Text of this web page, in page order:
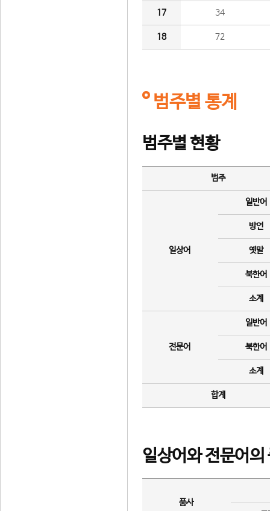
17 34
18 72
범주별 통계
범주별 현황
범주
일상어
일반어
방언
옛말
북한어
소계
전문어
일반어
북한어
소계
합계
일상어와 전문어의
품사